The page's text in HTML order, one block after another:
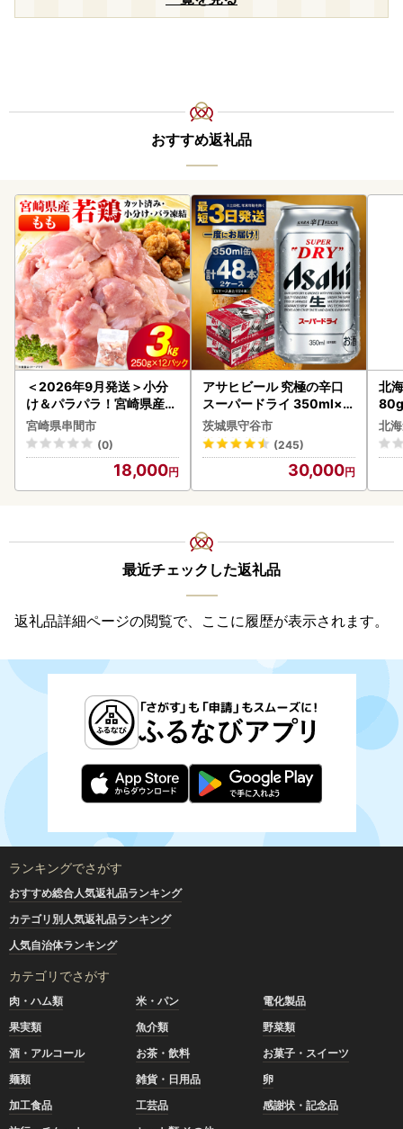
おすすめ返礼品
＜2026年9月発送＞小分
け＆パラパラ！宮崎県産鶏
ももカット合計3kg_K043
-009-2609
宮崎県串間市
(0)
18,000
アサヒビール 究極の辛口
スーパードライ 350ml×4
8本 ビール
茨城県守谷市
(245)
30,000
北
ク
く
道
北
最近チェックした返礼品
返礼品詳細ページの閲覧で、ここに履歴が表示されます。
ランキングでさがす
おすすめ総合人気返礼品ランキング
カテゴリ別人気返礼品ランキング
人気自治体ランキング
カテゴリでさがす
肉・ハム類 米・パン
電化製品
果実類
魚介類
野菜類
酒・アルコール
お茶・飲料
お菓子・スイーツ
麺類
雑貨・日用品
卵
加工食品
工芸品
感謝状・記念品